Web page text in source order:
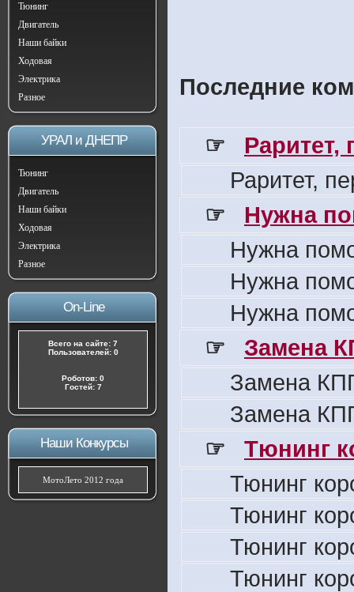
Тюнинг
Двигатель
Наши байки
Ходовая
Электрика
Разное
УРАЛ и ДНЕПР
Тюнинг
Двигатель
Наши байки
Ходовая
Электрика
Разное
On-Line
Всего на сайте: 7
Пользователей: 0
Роботов: 0
Гостей: 7
Наши Конкурсы
МотоЛето 2012 года
Последние
☞
Раритет,
Раритет,
☞
Нужна
Нужна
Нужна
Нужна
☞
Замена
Замена
Замена
☞
Тюнинг
Тюнинг
Тюнинг
Тюнинг
Тюнинг